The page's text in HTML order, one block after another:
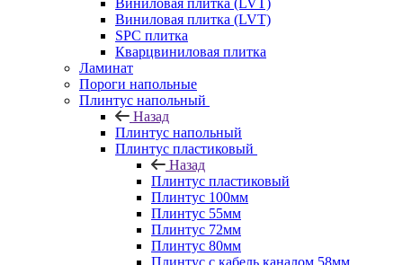
Виниловая плитка (LVT)
SPC плитка
Кварцвиниловая плитка
Ламинат
Пороги напольные
Плинтус напольный
Назад
Плинтус напольный
Плинтус пластиковый
Назад
Плинтус пластиковый
Плинтус 100мм
Плинтус 55мм
Плинтус 72мм
Плинтус 80мм
Плинтус с кабель каналом 58мм